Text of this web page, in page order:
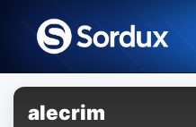
content
alecrim